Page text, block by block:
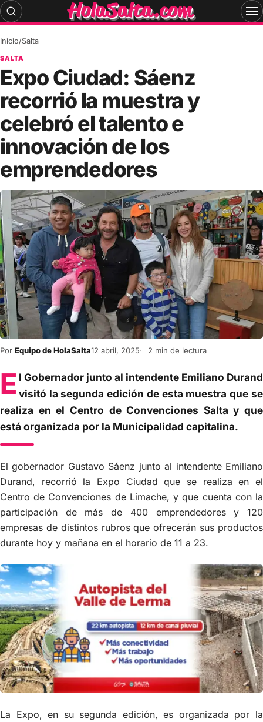
Skip
to
Inicio/Salta
SALTA
Expo Ciudad: Sáenz
recorrió la muestra y
celebró el talento e
innovación de los
emprendedores
Por Equipo de HolaSalta12 abril, 2025 2 min de lectura
E l Gobernador junto al intendente Emiliano Durand
visitó la segunda edición de esta muestra que se
realiza en el Centro de Convenciones Salta y que
está organizada por la Municipalidad capitalina.
El gobernador Gustavo Sáenz junto al intendente Emiliano
Durand, recorrió la Expo Ciudad que se realiza en el
Centro de Convenciones de Limache, y que cuenta con la
participación de más de 400 emprendedores y 120
empresas de distintos rubros que ofrecerán sus productos
durante hoy y mañana en el horario de 11 a 23.
La Expo, en su segunda edición, es organizada por la